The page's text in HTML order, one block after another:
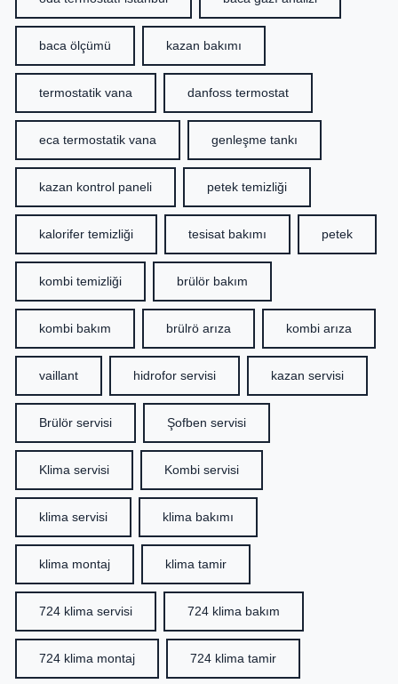
baca ölçümü kazan bakımı
termostatik vana danfoss termostat
eca termostatik vana genleşme tankı
kazan kontrol paneli petek temizliği
kalorifer temizliği tesisat bakımı petek
kombi temizliği brülör bakım
kombi bakım brülrö arıza kombi arıza
vaillant hidrofor servisi kazan servisi
Brülör servisi Şofben servisi
Klima servisi Kombi servisi
klima servisi klima bakımı
klima montaj klima tamir
724 klima servisi 724 klima bakım
724 klima montaj 724 klima tamir